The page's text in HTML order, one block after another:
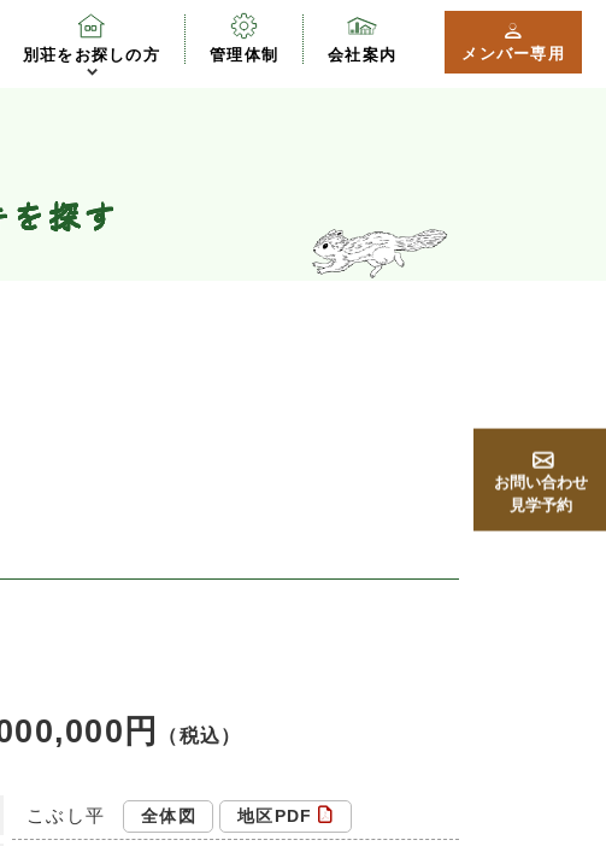
別荘をお探しの方 管理体制 会社案内 メンバー専用
探す
円 （税込）
こぶし平 全体図 地区PDF
お問い合わせ
見学予約